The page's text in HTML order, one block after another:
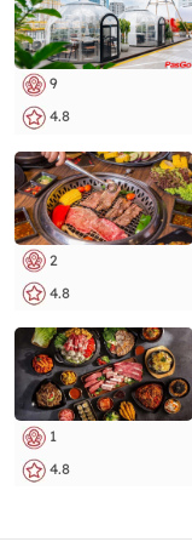
9
4.8
2
4.8
1
4.8